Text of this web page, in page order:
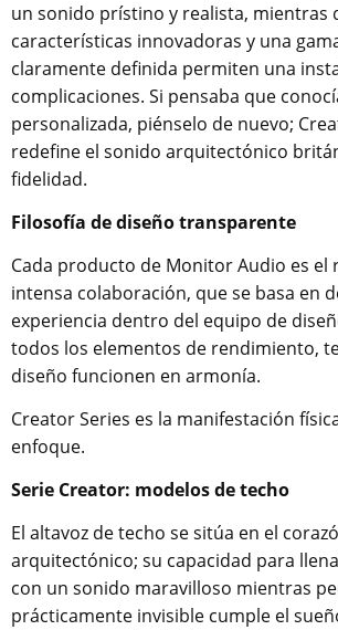
un sonido prístino y realista, mientras
características innovadoras y una
claramente definida permiten una
complicaciones. Si pensaba que
personalizada, piénselo de nuevo;
redefine el sonido arquitectónico
fidelidad.
Filosofía de diseño transparente
Cada producto de Monitor Audio es el
intensa colaboración, que se basa en
experiencia dentro del equipo de
todos los elementos de rendimiento,
diseño funcionen en armonía.
Creator Series es la manifestación
enfoque.
Serie Creator: modelos de techo
El altavoz de techo se sitúa en el
arquitectónico; su capacidad para
con un sonido maravilloso mientras
prácticamente invisible cumple el